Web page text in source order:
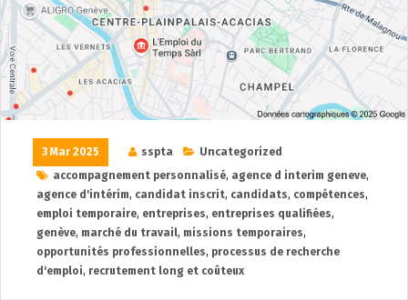
3 Mar 2025 sspta
Uncategorized
accompagnement personnalisé, agence d interim geneve,
agence d'intérim, candidat inscrit, candidats, compétences,
emploi temporaire, entreprises, entreprises qualifiées,
genève, marché du travail, missions temporaires,
opportunités professionnelles, processus de recherche
d'emploi, recrutement long et coûteux